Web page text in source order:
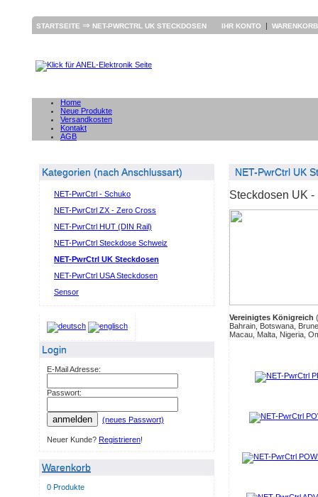
STARTSEITE ⇒ NET-PWRCTRL UK STECKDOSEN IHR KONTO |
Home
Neue Produkte
Versandkosten
Kontakt
AGB
Kategorien (nach Anschlussart)
NET-PwrCtrl - Schuko
NET-PwrCtrl ZX - Zero Cross
NET-PwrCtrl HUT (DIN Rail)
NET-PwrCtrl Steckdose Schweiz
NET-PwrCtrl UK Steckdosen
NET-PwrCtrl USA Steckdosen
Sensor
Login
E-Mail Adresse:
Passwort:
anmelden (neues Passwort)
Neuer Kunde? Registrieren!
Warenkorb
0 Produkte
NET-PwrCtrl UK
Steckdosen UK
Vereinigtes Königreich
Bahrain, Botswana,
Macau, Malta, Nigeria,